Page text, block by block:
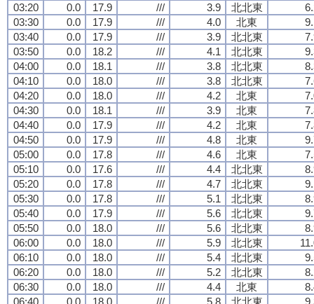
03:20
0.0 17.9 /// 3.9 北北東
03:30
0.0 17.9 /// 4.0 北東
03:40
0.0 17.9 /// 3.9 北北東
03:50
0.0 18.2 /// 4.1 北北東
04:00
0.0 18.1 /// 3.8 北北東
04:10
0.0 18.0 /// 3.8 北北東
04:20
0.0 18.0 /// 4.2 北東
04:30
0.0 18.1 /// 3.9 北東
04:40
0.0 17.9 /// 4.2 北東
04:50
0.0 17.9 /// 4.8 北東
05:00
0.0 17.8 /// 4.6 北東
05:10
0.0 17.6 /// 4.4 北北東
05:20
0.0 17.8 /// 4.7 北北東
05:30
0.0 17.8 /// 5.1 北北東
05:40
0.0 17.9 /// 5.6 北北東
05:50
0.0 18.0 /// 5.6 北北東
06:00
0.0 18.0 /// 5.9 北北東
06:10
0.0 18.0 /// 5.4 北北東
06:20
0.0 18.0 /// 5.2 北北東
06:30
0.0 18.0 /// 4.4 北東
06:40
0.0 18.0 /// 5.8 北北東